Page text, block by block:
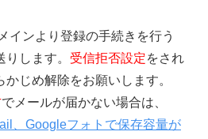
インより登録の手続きを行う
します。 受信拒否設定をされ
じめ解除をお願いします。
でメールが届かない場合は、
、Googleフォトで保存容量が